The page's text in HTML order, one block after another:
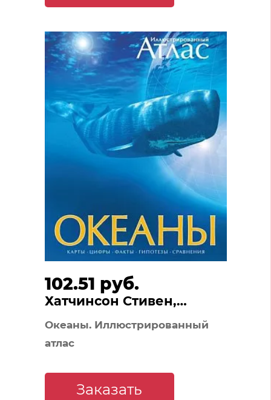
102.51 руб.
Хатчинсон Стивен,
Макмиллан Беверли,
Лутьехармс Иоганн
Океаны. Иллюстрированный
атлас
Заказать